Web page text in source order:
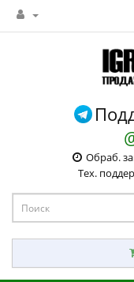
Обраб.
Тех.